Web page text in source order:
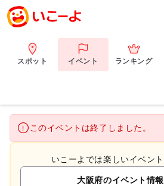
スポット イベント ランキング
このイベントは終了しました。
いこーよでは楽しいイベン
大阪府のイベント情